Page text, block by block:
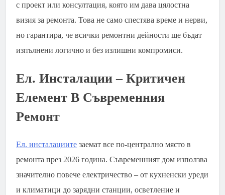
с проект или консултация, която им дава цялостна
визия за ремонта. Това не само спестява време и нерви,
но гарантира, че всички ремонтни дейности ще бъдат
изпълнени логично и без излишни компромиси.
Ел. Инсталации – Критичен
Елемент В Съвременния
Ремонт
Ел. инсталациите заемат все по-централно място в
ремонта през 2026 година. Съвременният дом използва
значително повече електричество – от кухненски уреди
и климатици до зарядни станции, осветление и